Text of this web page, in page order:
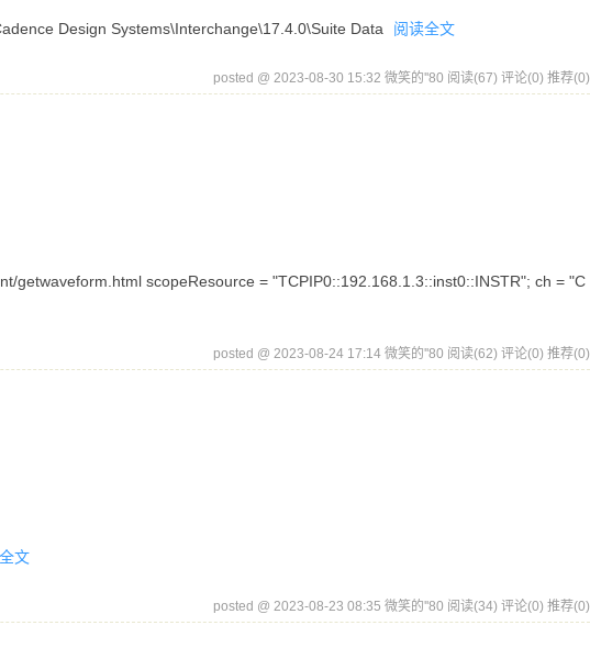
Design Systems\Interchange\17.4.0\Suite Data 阅读全文
posted @ 2023-08-30 15:32 微笑的''80 阅读(67) 评论(0) 推荐(0)
getwaveform.html scopeResource = "TCPIP0::192.168.1.3::inst0::INSTR"; ch = "C
posted @ 2023-08-24 17:14 微笑的''80 阅读(62) 评论(0) 推荐(0)
文
posted @ 2023-08-23 08:35 微笑的''80 阅读(34) 评论(0) 推荐(0)